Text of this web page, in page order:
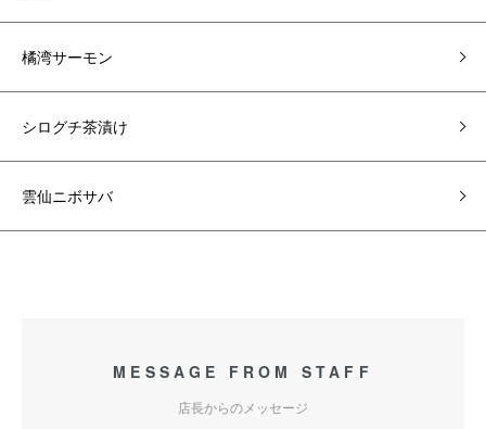
橘湾サーモン
シログチ茶漬け
雲仙ニボサバ
MESSAGE FROM STAFF
店長からのメッセージ